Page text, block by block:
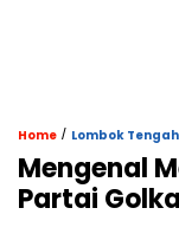
Home / Lombok Tengah
Mengenal
Partai